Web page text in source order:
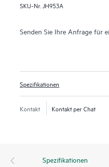
SKU-Nr. JH953A
Senden Sie Ihre Anfrage für
Spezifikationen
Kontakt Kontakt per Chat
Spezifikationen